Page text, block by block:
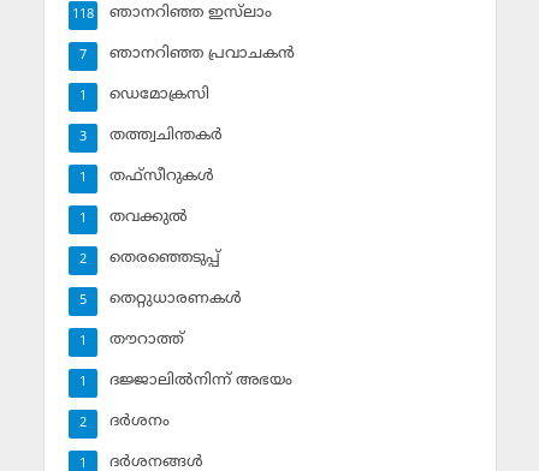
ഞാനറിഞ്ഞ ഇസ്‌ലാം
118
ഞാനറിഞ്ഞ പ്രവാചകന്‍
7
ഡെമോക്രസി
1
തത്ത്വചിന്തകര്‍
3
തഫ്‌സീറുകള്‍
1
തവക്കുല്‍
1
തെരഞ്ഞെടുപ്പ്
2
തെറ്റുധാരണകള്‍
5
തൗറാത്ത്
1
ദജ്ജാലില്‍നിന്ന് അഭയം
1
ദര്‍ശനം
2
ദര്‍ശനങ്ങള്‍
1